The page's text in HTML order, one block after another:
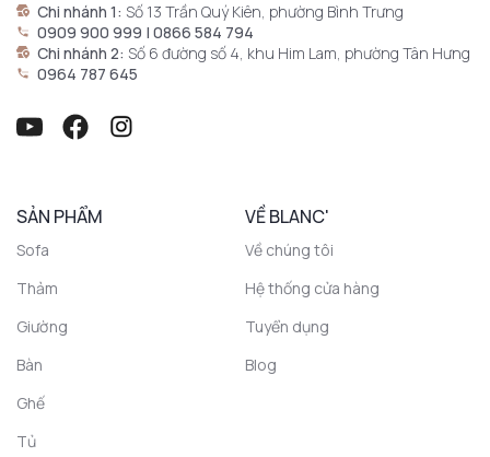
Chi nhánh 1: Số 13 Trần Quý Kiên, phường Bình Trưng
0909 900 999 | 0866 584 794
Chi nhánh 2: Số 6 đường số 4, khu Him Lam, phường Tân Hưng
0964 787 645
SẢN PHẨM
Sofa
Thảm
Giường
Bàn
Ghế
Tủ
VỀ BLANC'
Về chúng tôi
Hệ thống cửa hàng
Tuyển dụng
Blog